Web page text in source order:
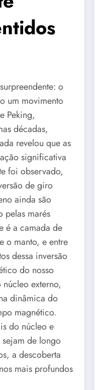
o
um movimento
Peking,
décadas,
revelou que as
significativa
foi observado,
de giro
ainda são
pelas marés
é a camada de
o manto, e entre
dessa inversão
do nosso
externo,
dinâmica do
magnético.
do núcleo e
de longo
a descoberta
mais profundos